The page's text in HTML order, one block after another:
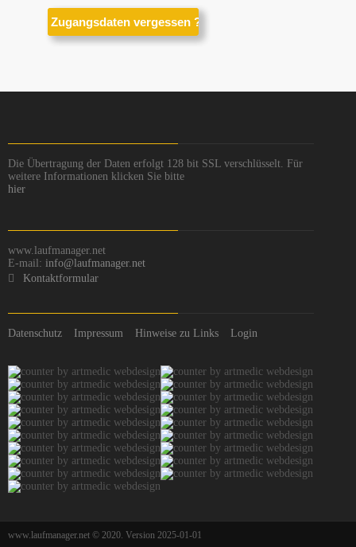
Die Übertragung der Daten erfolgt 128 bit SSL verschlüsselt. Für
weitere Informationen klicken Sie bitte
hier
www.laufmanager.net
E-mail: info@laufmanager.net
Kontaktformular
Datenschutz Impressum Hinweise zu Links Login
www.laufmanager.net © 2020. Version 2025-01-01